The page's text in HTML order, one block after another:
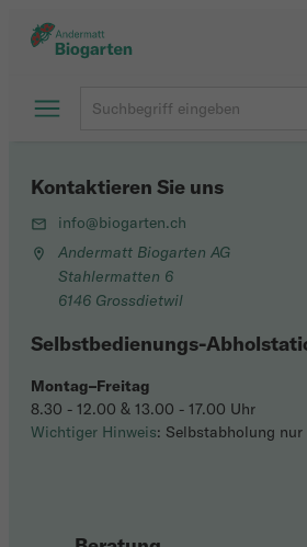
Kontaktieren Sie uns
info@biogarten.ch
Andermatt Biogarten AG
Stahlermatten 6
6146 Grossdietwil
Selbstbedienungs-
Montag–Freitag
8.30 - 12.00 & 13.00 - 17.00 Uhr
Wichtiger Hinweis: Selbstabholung